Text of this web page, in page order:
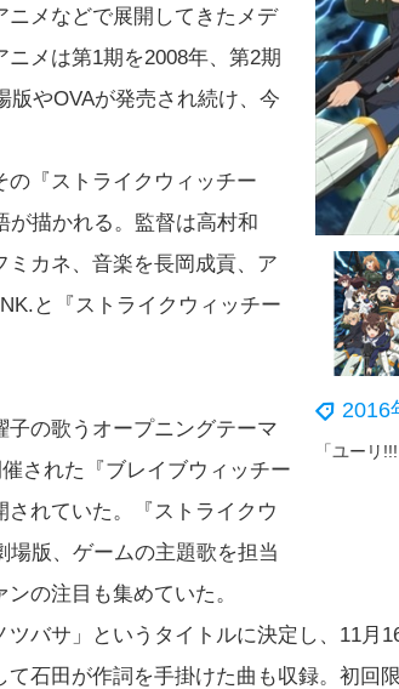
2016
「ユーリ
ニメなどで展開してきたメデ
メは第1期を2008年、第2期
版やOVAが発売され続け、今
の『ストライクウィッチー
が描かれる。監督は高村和
カネ、音楽を長岡成貢、ア
と『ストライクウィッチー
の歌うオープニングテーマ
された『ブレイブウィッチー
れていた。『ストライクウ
場版、ゲームの主題歌を担当
の注目も集めていた。
バサ」というタイトルに決定し、11月
石田が作詞を手掛けた曲も収録。初回